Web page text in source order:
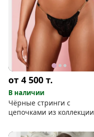
от 4 500т.
В наличии
Чёрные стринги с
цепочками из коллекции